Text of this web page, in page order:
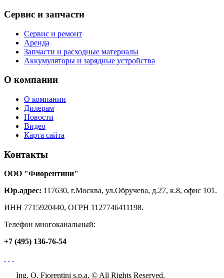
Сервис и запчасти
Сервис и ремонт
Аренда
Запчасти и расходные материалы
Аккумуляторы и зарядные устройства
О компании
О компании
Дилерам
Новости
Видео
Карта сайта
Контакты
ООО "Фиорентини"
Юр.адрес: 117630, г.Москва, ул.Обручева, д.27, к.8, офис 101.
ИНН 7715920440, ОГРН 1127746411198.
Телефон многоканальный:
+7 (495) 136-76-54
Ing. O. Fiorentini s.p.a. © All Rights Reserved.